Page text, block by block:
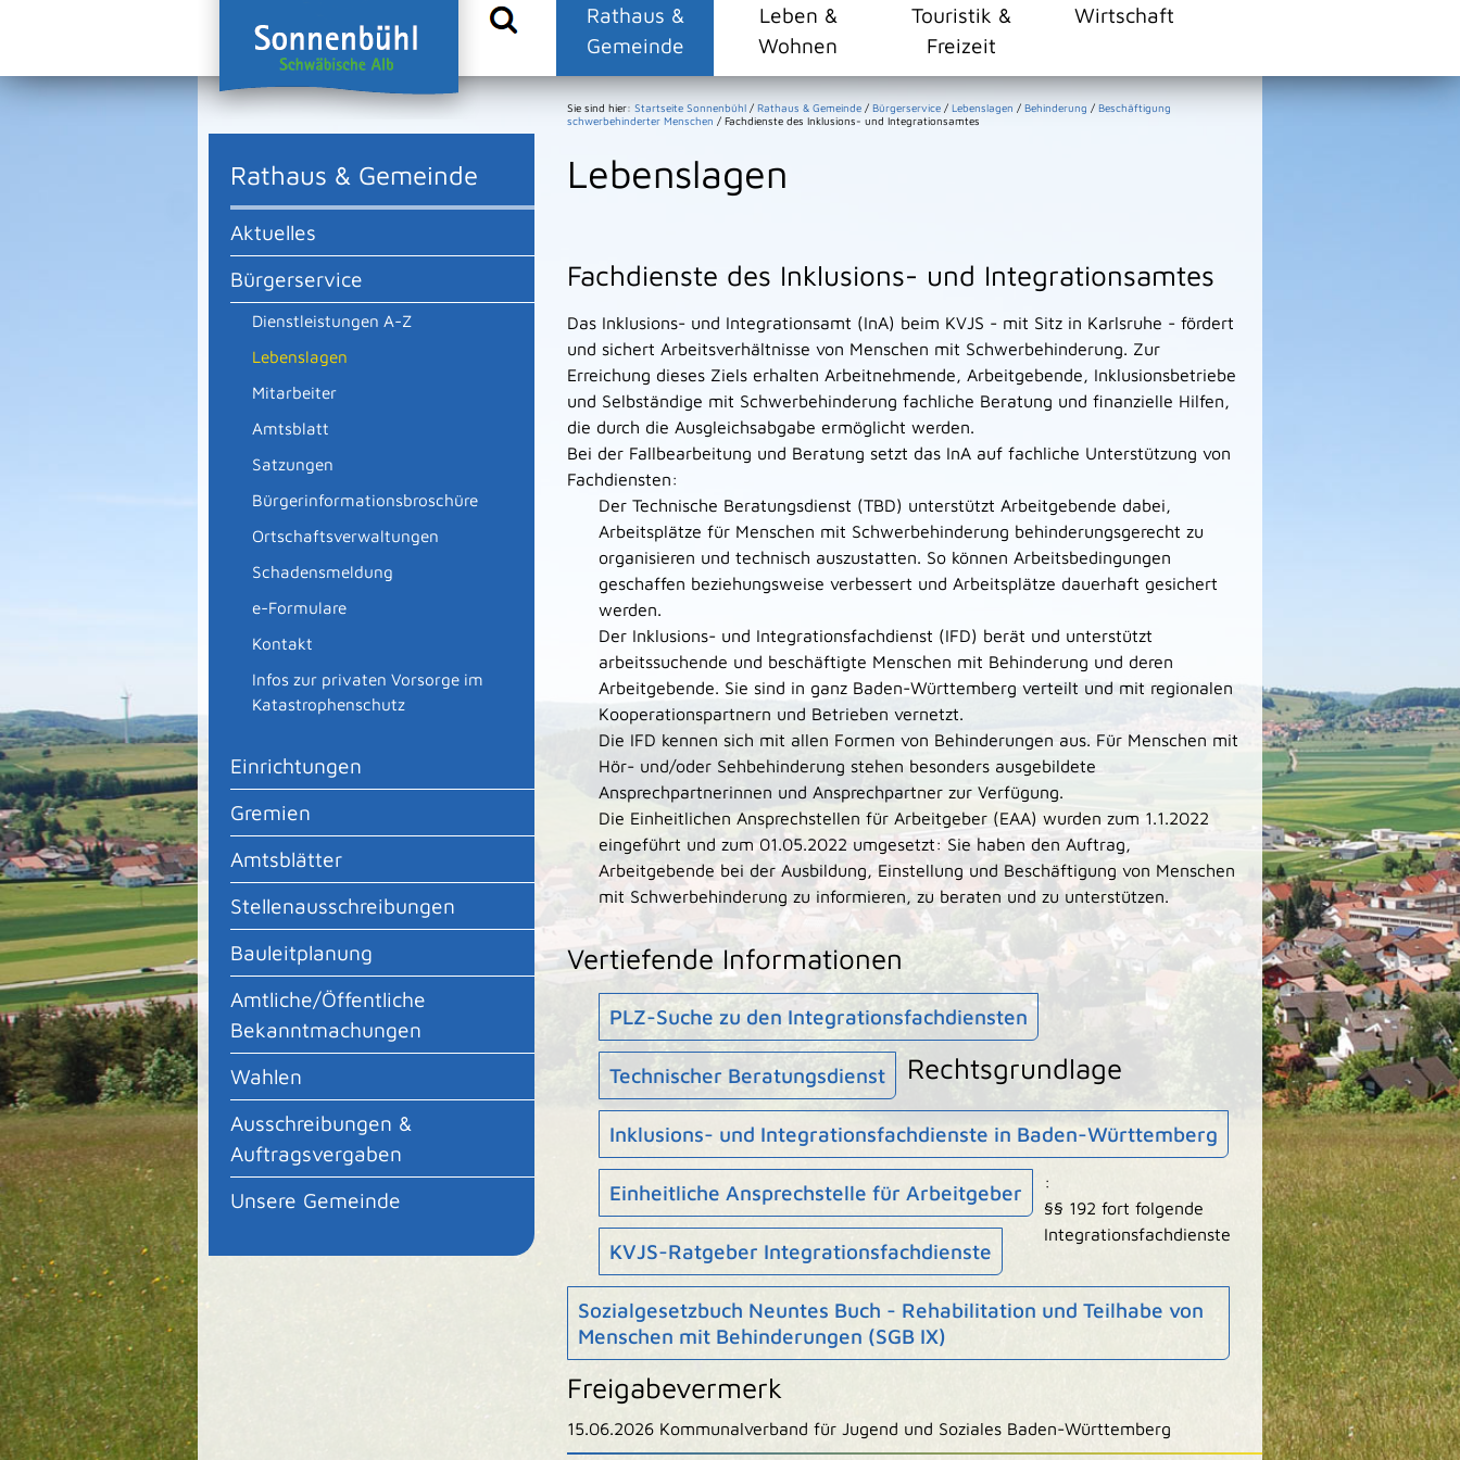
Rathaus &
Gemeinde
Leben &
Wohnen
Touristik &
Freizeit
Wirtschaft
Rathaus & Gemeinde
Aktuelles
Bürgerservice
Dienstleistungen A-Z
Lebenslagen
Mitarbeiter
Amtsblatt
Satzungen
Bürgerinformationsbroschüre
Ortschaftsverwaltungen
Schadensmeldung
e-Formulare
Kontakt
Infos zur privaten Vorsorge im
Katastrophenschutz
Einrichtungen
Gremien
Amtsblätter
Stellenausschreibungen
Bauleitplanung
Amtliche/Öffentliche
Bekanntmachungen
Wahlen
Ausschreibungen &
Auftragsvergaben
Unsere Gemeinde
Sie sind hier: Startseite Sonnenbühl / Rathaus & Gemeinde / Bürgerservice / Lebenslagen / Behinderung / Beschäftigung
schwerbehinderter Menschen / Fachdienste des Inklusions- und Integrationsamtes
Lebenslagen
Fachdienste des Inklusions- und Integrationsamtes
Das Inklusions- und Integrationsamt (InA) beim KVJS - mit Sitz in Karlsruhe - fördert
und sichert Arbeitsverhältnisse von Menschen mit Schwerbehinderung. Zur
Erreichung dieses Ziels erhalten Arbeitnehmende, Arbeitgebende, Inklusionsbetriebe
und Selbständige mit Schwerbehinderung fachliche Beratung und finanzielle Hilfen,
die durch die Ausgleichsabgabe ermöglicht werden.
Bei der Fallbearbeitung und Beratung setzt das InA auf fachliche Unterstützung von
Fachdiensten:
Der Technische Beratungsdienst (TBD) unterstützt Arbeitgebende dabei,
Arbeitsplätze für Menschen mit Schwerbehinderung behinderungsgerecht zu
organisieren und technisch auszustatten. So können Arbeitsbedingungen
geschaffen beziehungsweise verbessert und Arbeitsplätze dauerhaft gesichert
werden.
Der Inklusions- und Integrationsfachdienst (IFD) berät und unterstützt
arbeitssuchende und beschäftigte Menschen mit Behinderung und deren
Arbeitgebende. Sie sind in ganz Baden-Württemberg verteilt und mit regionalen
Kooperationspartnern und Betrieben vernetzt.
Die IFD kennen sich mit allen Formen von Behinderungen aus. Für Menschen mit
Hör- und/oder Sehbehinderung stehen besonders ausgebildete
Ansprechpartnerinnen und Ansprechpartner zur Verfügung.
Die Einheitlichen Ansprechstellen für Arbeitgeber (EAA) wurden zum 1.1.2022
eingeführt und zum 01.05.2022 umgesetzt: Sie haben den Auftrag,
Arbeitgebende bei der Ausbildung, Einstellung und Beschäftigung von Menschen
mit Schwerbehinderung zu informieren, zu beraten und zu unterstützen.
Vertiefende Informationen
PLZ-Suche zu den Integrationsfachdiensten
Technischer Beratungsdienst
Inklusions- und Integrationsfachdienste in Baden-Württemberg
Einheitliche Ansprechstelle für Arbeitgeber
KVJS-Ratgeber Integrationsfachdienste
Rechtsgrundlage
Sozialgesetzbuch Neuntes Buch - Rehabilitation und Teilhabe von
Menschen mit Behinderungen (SGB IX)
:
§§ 192 fort folgende
Integrationsfachdienste
Freigabevermerk
15.06.2026 Kommunalverband für Jugend und Soziales Baden-Württemberg